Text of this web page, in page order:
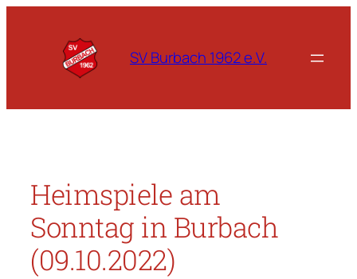
springen
SV Burbach 1962 e.V.
Heimspiele am
Sonntag in Burbach
(09.10.2022)